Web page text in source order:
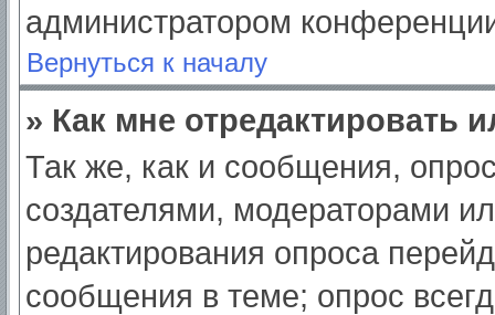
администратором
Вернуться к началу
» Как мне отредактировать
Так же, как и сообщения,
создателями, модераторами
редактирования опроса
сообщения в теме; опрос